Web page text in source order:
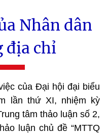
Nhân dân
địa chỉ
của Đại hội đại biểu
lần thứ XI, nhiệm kỳ
tâm thảo luận số 2,
luận chủ đề “MTTQ